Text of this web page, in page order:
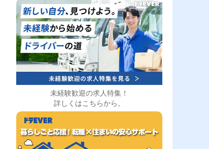
未経験歓迎の求人特集！
詳しくはこちらから。